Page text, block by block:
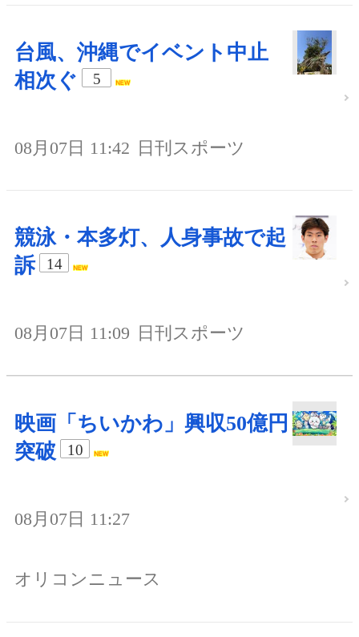
台風、沖縄でイベント中止
相次ぐ
5
08月07日 11:42 日刊スポーツ
競泳・本多灯、人身事故で起
訴
14
08月07日 11:09 日刊スポーツ
映画「ちいかわ」興収50億円
突破
10
08月07日 11:27
オリコンニュース